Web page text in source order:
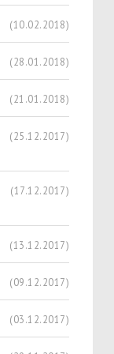
(10.02.2018)
(28.01.2018)
(21.01.2018)
(25.12.2017)
(17.12.2017)
(13.12.2017)
(09.12.2017)
(03.12.2017)